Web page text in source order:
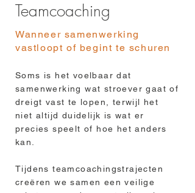
Teamcoaching
Wanneer samenwerking
vastloopt of begint te schuren
Soms is het voelbaar dat
samenwerking wat stroever gaat of
dreigt vast te lopen, terwijl het
niet altijd duidelijk is wat er
precies speelt of hoe het anders
kan.
Tijdens teamcoachingstrajecten
creëren we samen een veilige